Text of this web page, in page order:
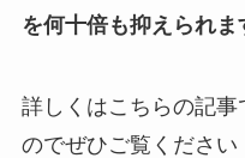
を何十倍も抑えられま
詳しくはこちらの記
のでぜひご覧ください